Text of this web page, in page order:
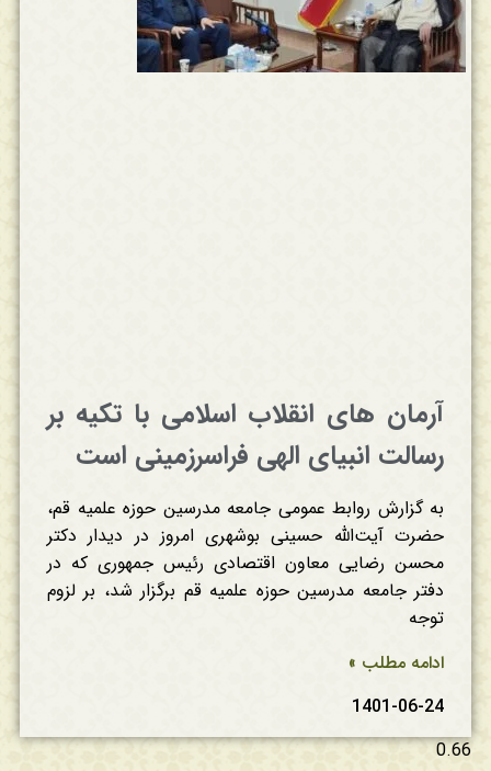
آرمان های انقلاب اسلامی با تکیه بر
رسالت انبیای الهی فراسرزمینی است
به گزارش روابط عمومی جامعه مدرسین حوزه علمیه قم،
حضرت آیت‌الله حسینی بوشهری امروز در دیدار دکتر
محسن رضایی معاون اقتصادی رئیس جمهوری که در
دفتر جامعه مدرسین حوزه علمیه قم برگزار شد، بر لزوم
توجه
ادامه مطلب »
1401-06-24